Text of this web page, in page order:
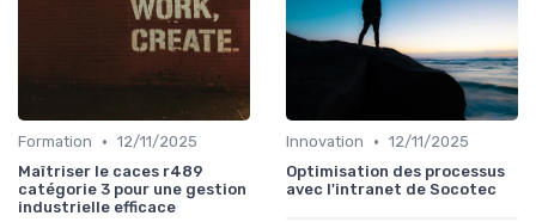
Formation • 12/11/2025
Maîtriser le caces r489
catégorie 3 pour une gestion
industrielle efficace
Innovation • 12/11/2025
Optimisation des processus
avec l'intranet de Socotec